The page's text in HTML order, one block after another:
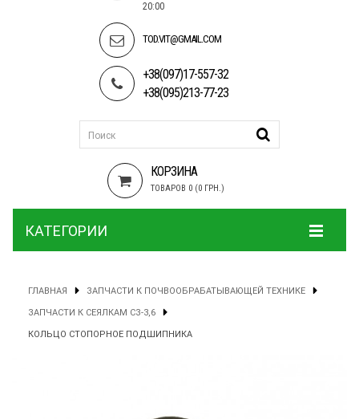
20:00
TOD.VIT@GMAIL.COM
+38(097)17-557-32
+38(095)213-77-23
КОРЗИНА
ТОВАРОВ 0 (0 ГРН.)
КАТЕГОРИИ
ГЛАВНАЯ ЗАПЧАСТИ К ПОЧВООБРАБАТЫВАЮЩЕЙ ТЕХНИКЕ
ЗАПЧАСТИ К СЕЯЛКАМ СЗ-3,6
КОЛЬЦО СТОПОРНОЕ ПОДШИПНИКА